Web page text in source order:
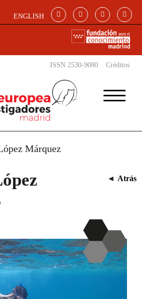
ENGLISH
ISSN 2530-9080 Créditos
Márquez
◄ Atrás